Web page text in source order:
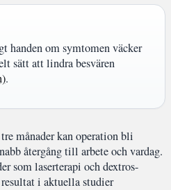
handen om symtomen väcker
sätt att lindra besvären
.
månader kan operation bli
återgång till arbete och vardag.
som laserterapi och dextros-
i aktuella studier